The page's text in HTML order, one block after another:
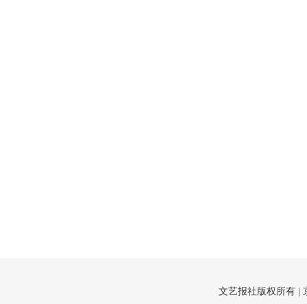
文艺报社版权所有 |